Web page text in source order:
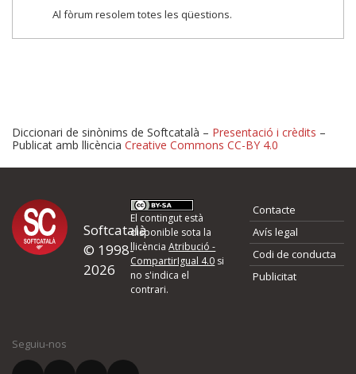
Al fòrum resolem totes les qüestions.
Proposeu-nos millores o
d'errors
Si heu trobat un error o voleu proposar alguna millora, ompliu els
quina és la millora que proposeu o l'error del qual voleu informar-
Diccionari de sinònims de Softcatalà – Presentació i crèdits –
Publicat amb llicència Creative Commons CC-BY 4.0
Softcatalà
© 1998-
2026
El contingut està
disponible sota la
llicènciaAtribució -
CompartirIgual 4.0 si
no s'indica el
contrari.
Contacte
Avís legal
Codi de conducta
Publicitat
Seguiu-nos